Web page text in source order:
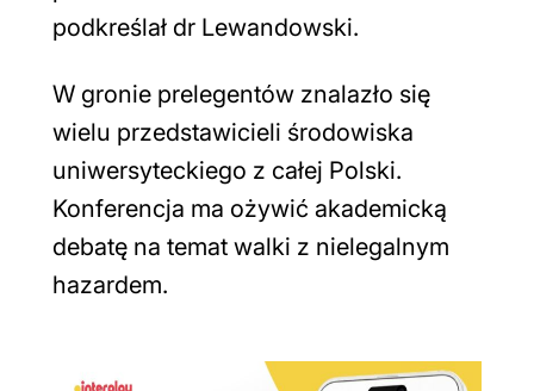
podkreślał dr Lewandowski.
W gronie prelegentów znalazło się
wielu przedstawicieli środowiska
uniwersyteckiego z całej Polski.
Konferencja ma ożywić akademicką
debatę na temat walki z nielegalnym
hazardem.